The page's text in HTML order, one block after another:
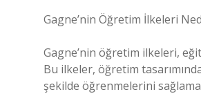
Gagne’nin Öğretim İlkeleri
Gagne’nin öğretim ilkeleri,
Bu ilkeler, öğretim
şekilde öğrenmelerini